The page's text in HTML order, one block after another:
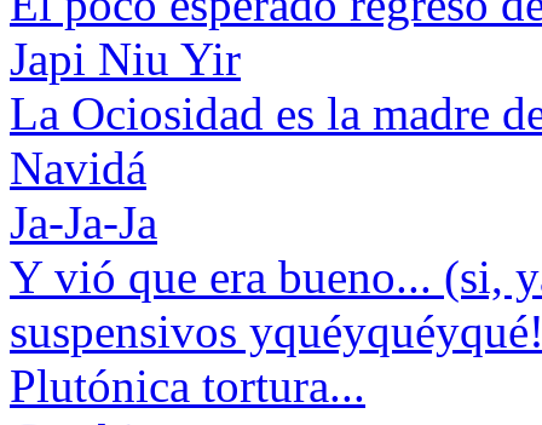
Japi Niu Yir
La Ociosidad es la madre
Navidá
Ja-Ja-Ja
Y vió que era bueno... (si,
suspensivos
Plutónica tortura...